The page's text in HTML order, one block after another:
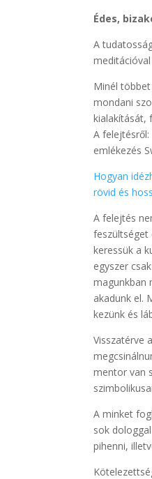
Édes,
A
Minél
mondani
kialakítását,
A
emlékezés
Hogyan
rövid és
A felejtés
feszültséget
keressük a
egyszer
magunkban
akadunk el.
kezünk és
Visszatérve
mentor van
A minket
sok
pihenni,